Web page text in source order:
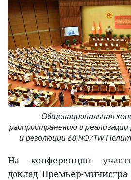
Общенациональная
распространению и реализации
и резолюции 68-NQ/TW
На конференции
доклад Премьер-